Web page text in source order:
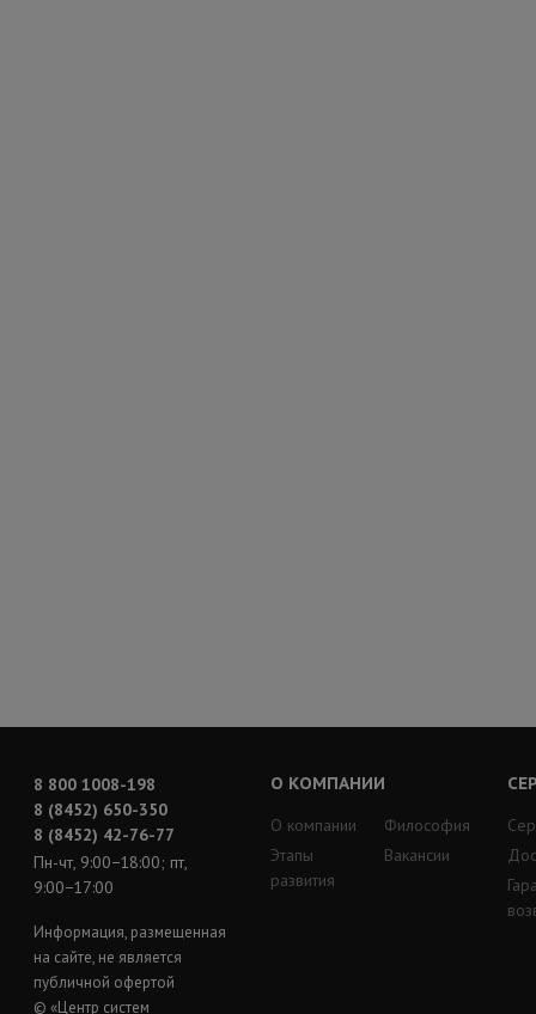
8 800 1008-198
8 (8452) 650-350
8 (8452) 42-76-77
Пн-чт, 9:00−18:00; пт,
9:00−17:00
Информация, размещенная
на сайте, не является
публичной офертой
© «Центр систем
О КОМПАНИИ
О компании
Этапы
развития
Философия
Вакансии